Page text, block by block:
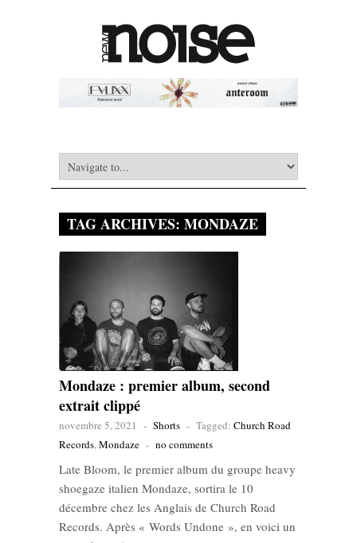
TAG ARCHIVES: MONDAZE
Mondaze : premier album, second
extrait clippé
novembre 5, 2021 - Shorts - Tagged: Church Road
Records,Mondaze - no comments
Late Bloom, le premier album du groupe heavy
shoegaze italien Mondaze, sortira le 10
décembre chez les Anglais de Church Road
Records. Après « Words Undone », en voici un